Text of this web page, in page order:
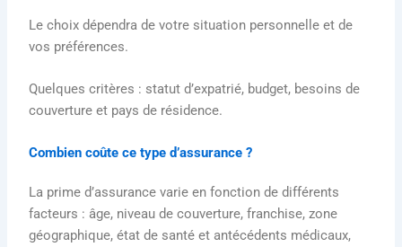
Le choix dépendra de votre situation personnelle et de
vos préférences.
Quelques critères : statut d’expatrié, budget, besoins de
couverture et pays de résidence.
Combien coûte ce type d’assurance ?
La prime d’assurance varie en fonction de différents
facteurs : âge, niveau de couverture, franchise, zone
géographique, état de santé et antécédents médicaux,